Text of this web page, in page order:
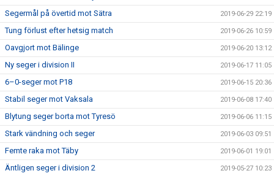
Segermål på övertid mot Sätra 2019-06-29 22:19
Tung förlust efter hetsig match 2019-06-26 10:59
Oavgjort mot Bälinge 2019-06-20 13:12
Ny seger i division II 2019-06-17 11:05
6–0-seger mot P18 2019-06-15 20:36
Stabil seger mot Vaksala 2019-06-08 17:40
Blytung seger borta mot Tyresö 2019-06-06 11:15
Stark vändning och seger 2019-06-03 09:51
Femte raka mot Täby 2019-06-01 19:01
Äntligen seger i division 2 2019-05-27 10:23